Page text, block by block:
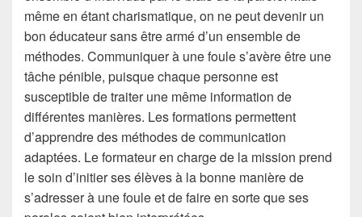
même en étant charismatique, on ne peut devenir un
bon éducateur sans être armé d’un ensemble de
méthodes. Communiquer à une foule s’avère être une
tâche pénible, puisque chaque personne est
susceptible de traiter une même information de
différentes manières. Les formations permettent
d’apprendre des méthodes de communication
adaptées. Le formateur en charge de la mission prend
le soin d’initier ses élèves à la bonne manière de
s’adresser à une foule et de faire en sorte que ses